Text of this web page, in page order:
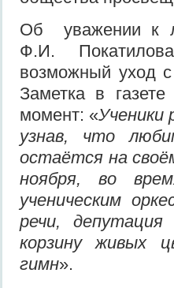
Об уважении к
Ф.И.
возможный уход
Заметка в
момент: «Ученики
узнав, что
остаётся на
ноября, во
ученическим
речи,
корзину живых
гимн».